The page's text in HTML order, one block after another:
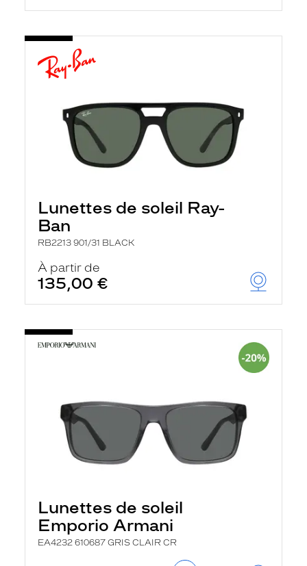
Lunettes de soleil Ray-
Ban
RB2213 901/31 BLACK
À partir de
135,00 €
Lunettes de soleil
Emporio Armani
EA4232 610687 GRIS CLAIR CR